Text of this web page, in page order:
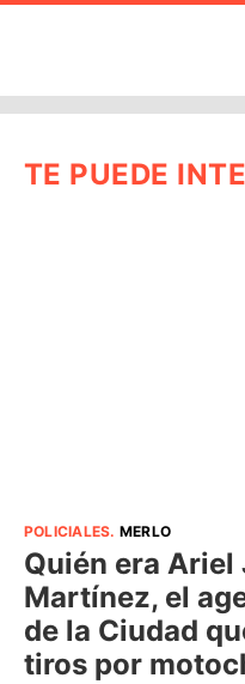
TE PUEDE
POLICIALES. MERLO
Quién era Ariel
Martínez, el
de la Ciudad
tiros por